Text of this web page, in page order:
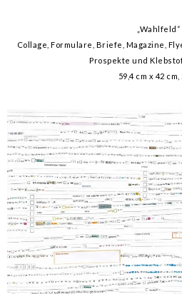
„Wahlfeld“
Collage, Formulare, Briefe, Magazine,
Prospekte und
59,4 cm x 42 cm,